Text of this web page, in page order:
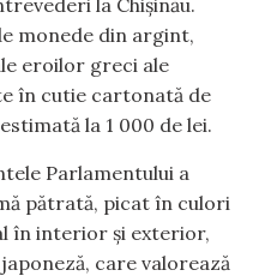
la Chișinău.
monede din argint,
eroilor greci ale
în cutie cartonată de
la 1 000 de lei.
Parlamentului a
pătrată, picat în culori
în interior și exterior,
care valorează